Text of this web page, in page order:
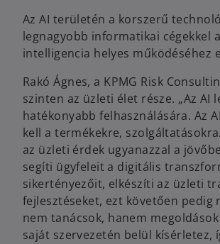
Az AI területén a korszerű
legnagyobb informatikai cégekkel
intelligencia helyes működéséhez
Rakó Ágnes, a KPMG Risk
szinten az üzleti élet része. „Az
hatékonyabb felhasználására. Az
kell a termékekre,
az üzleti érdek ugyanazzal a
segíti ügyfeleit a digitális
sikertényezőit, elkészíti az üzleti
fejlesztéseket, ezt követően
nem tanácsok, hanem
saját szervezetén belül kísérletez,